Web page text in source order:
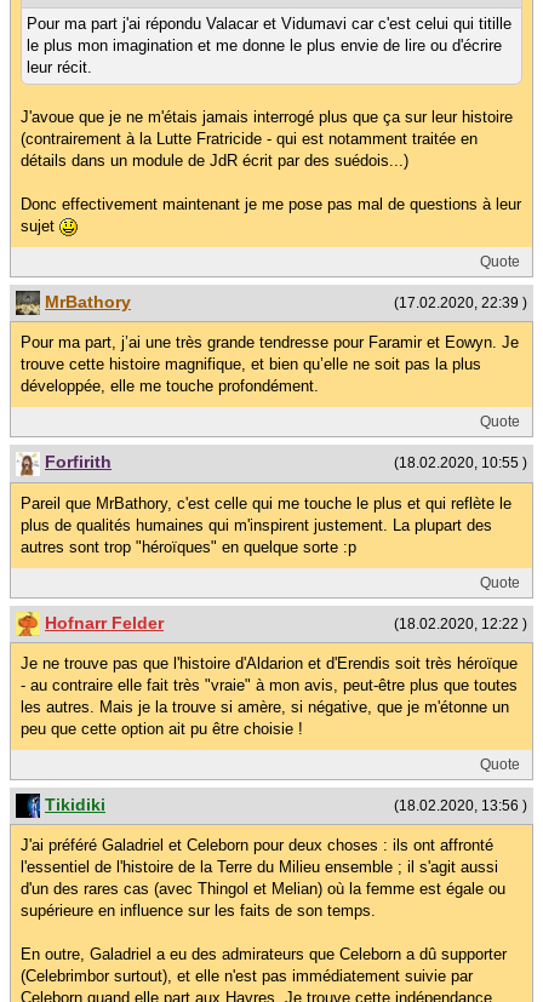
Pour ma part j'ai répondu Valacar et Vidumavi car c'est celui qui titille
le plus mon imagination et me donne le plus envie de lire ou d'écrire
leur récit.
J'avoue que je ne m'étais jamais interrogé plus que ça sur leur histoire
(contrairement à la Lutte Fratricide - qui est notamment traitée en
détails dans un module de JdR écrit par des suédois...)
Donc effectivement maintenant je me pose pas mal de questions à leur
sujet
Quote
(17.02.2020, 22:39 )
MrBathory
Pour ma part, j’ai une très grande tendresse pour Faramir et Eowyn. Je
trouve cette histoire magnifique, et bien qu’elle ne soit pas la plus
développée, elle me touche profondément.
Quote
(18.02.2020, 10:55 )
Forfirith
Pareil que MrBathory, c'est celle qui me touche le plus et qui reflète le
plus de qualités humaines qui m'inspirent justement. La plupart des
autres sont trop "héroïques" en quelque sorte :p
Quote
(18.02.2020, 12:22 )
Hofnarr Felder
Je ne trouve pas que l'histoire d'Aldarion et d'Erendis soit très héroïque
- au contraire elle fait très "vraie" à mon avis, peut-être plus que toutes
les autres. Mais je la trouve si amère, si négative, que je m'étonne un
peu que cette option ait pu être choisie !
Quote
(18.02.2020, 13:56 )
Tikidiki
J'ai préféré Galadriel et Celeborn pour deux choses : ils ont affronté
l'essentiel de l'histoire de la Terre du Milieu ensemble ; il s'agit aussi
d'un des rares cas (avec Thingol et Melian) où la femme est égale ou
supérieure en influence sur les faits de son temps.
En outre, Galadriel a eu des admirateurs que Celeborn a dû supporter
(Celebrimbor surtout), et elle n'est pas immédiatement suivie par
Celeborn quand elle part aux Havres. Je trouve cette indépendance